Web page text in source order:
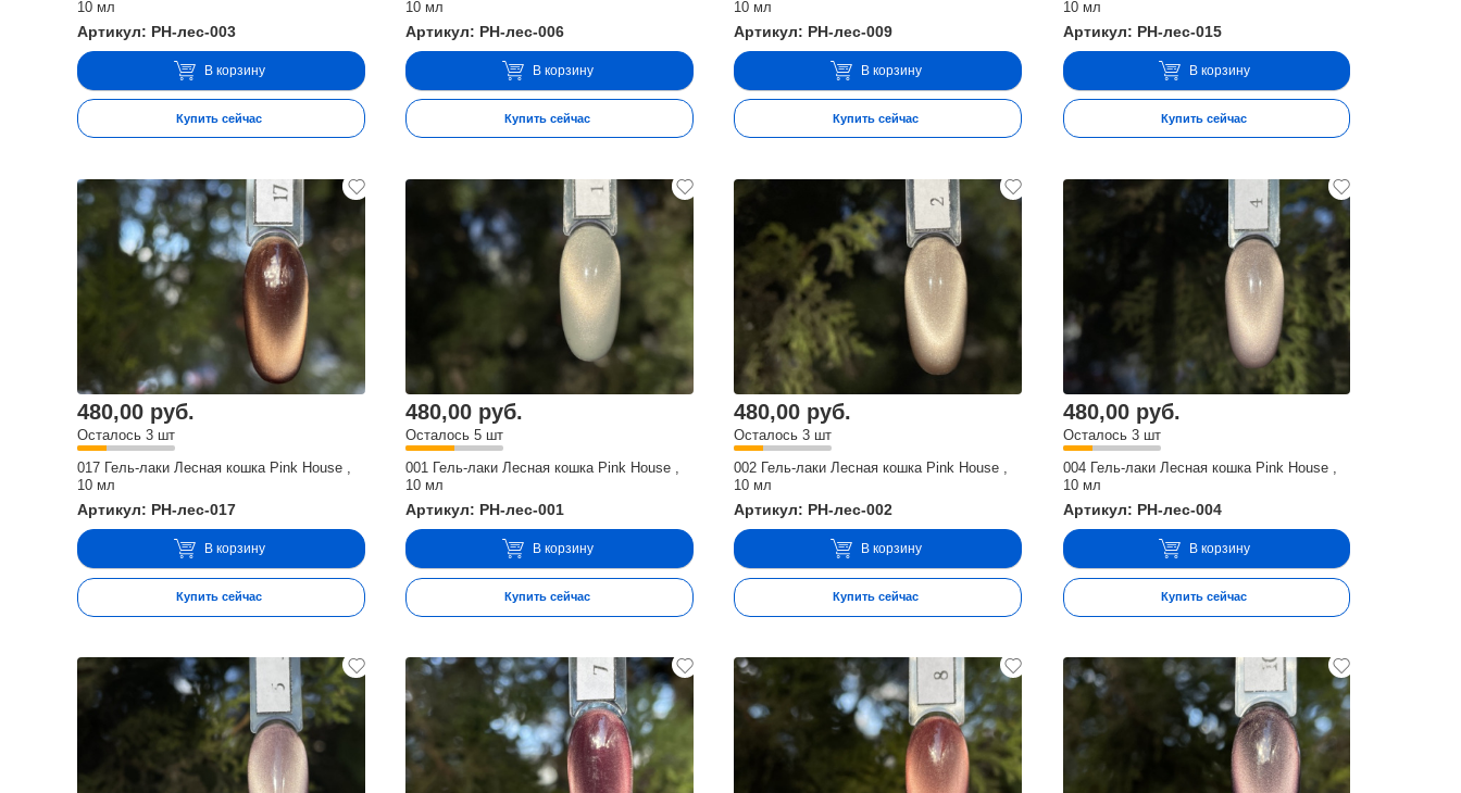
10 мл
Артикул: PH-лес-003
В корзину
Купить сейчас
10 мл
Артикул: PH-лес-006
В корзину
Купить сейчас
10 мл
Артикул: PH-лес-009
В корзину
Купить сейчас
10 мл
Артикул: PH-лес-015
В корзину
Купить сейчас
480,00 руб.
Осталось 3 шт
017 Гель-лаки Лесная кошка Pink House ,
10 мл
Артикул: PH-лес-017
В корзину
Купить сейчас
480,00 руб.
Осталось 5 шт
001 Гель-лаки Лесная кошка Pink House ,
10 мл
Артикул: PH-лес-001
В корзину
Купить сейчас
480,00 руб.
Осталось 3 шт
002 Гель-лаки Лесная кошка Pink House ,
10 мл
Артикул: PH-лес-002
В корзину
Купить сейчас
480,00 руб.
Осталось 3 шт
004 Гель-лаки Лесная кошка Pink House ,
10 мл
Артикул: PH-лес-004
В корзину
Купить сейчас